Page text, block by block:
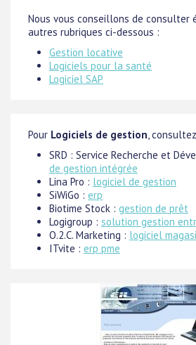
Nous vous conseillons de consulter
autres rubriques ci-dessous :
Gestion locative
Logiciels pour la santé
Logiciel SAP
Pour Logiciels de gestion,
SRD : Service Recherche et
de gestion intégrée
Lina Pro : logiciel de gestion
SiWiGo : erp
Biotime Stock : gestion de prêt
Logigroup : solution gestion
O.2.C. Marketing : logiciel
ITvite : erp pme